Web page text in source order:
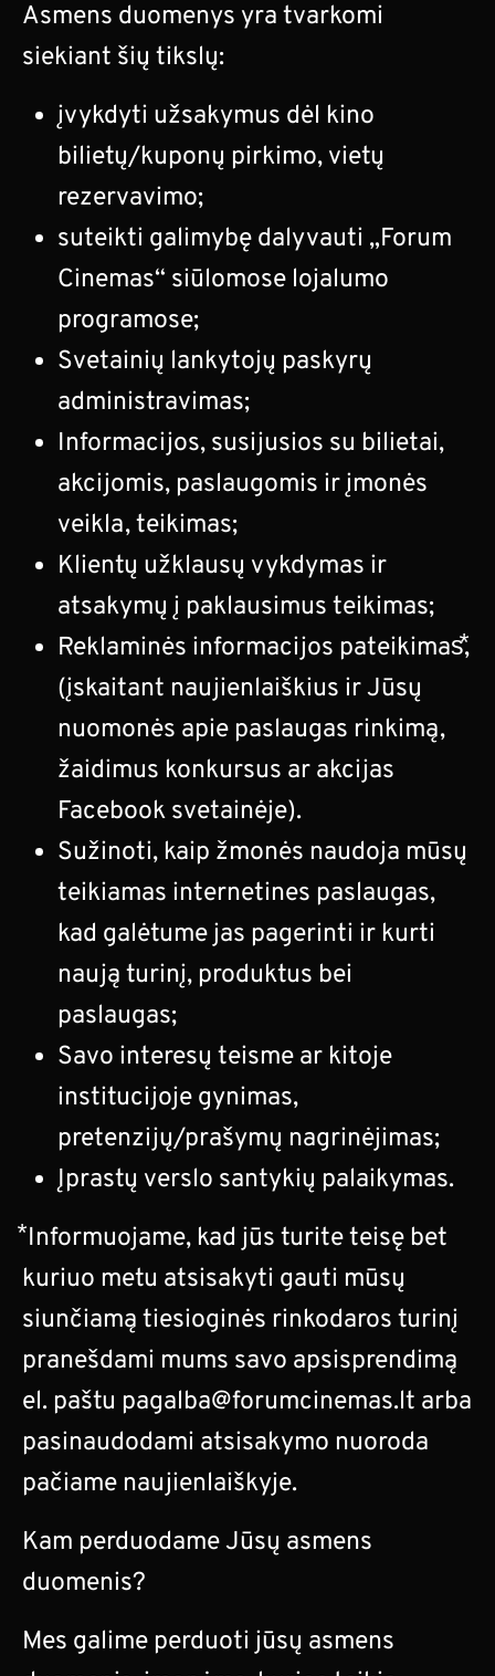
Asmens duomenys yra tvarkomi
siekiant šių tikslų:
įvykdyti užsakymus dėl kino
bilietų/kuponų pirkimo, vietų
rezervavimo;
suteikti galimybę dalyvauti „Forum
Cinemas“ siūlomose lojalumo
programose;
Svetainių lankytojų paskyrų
administravimas;
Informacijos, susijusios su bilietai,
akcijomis, paslaugomis ir įmonės
veikla, teikimas;
Klientų užklausų vykdymas ir
atsakymų į paklausimus teikimas;
Reklaminės informacijos pateikimas⃰,
(įskaitant naujienlaiškius ir Jūsų
nuomonės apie paslaugas rinkimą,
žaidimus konkursus ar akcijas
Facebook svetainėje).
Sužinoti, kaip žmonės naudoja mūsų
teikiamas internetines paslaugas,
kad galėtume jas pagerinti ir kurti
naują turinį, produktus bei
paslaugas;
Savo interesų teisme ar kitoje
institucijoje gynimas,
pretenzijų/prašymų nagrinėjimas;
Įprastų verslo santykių palaikymas.
⃰ Informuojame, kad jūs turite teisę bet
kuriuo metu atsisakyti gauti mūsų
siunčiamą tiesioginės rinkodaros turinį
pranešdami mums savo apsisprendimą
el. paštu pagalba@forumcinemas.lt arba
pasinaudodami atsisakymo nuoroda
pačiame naujienlaiškyje.
Kam perduodame Jūsų asmens
duomenis?
Mes galime perduoti jūsų asmens